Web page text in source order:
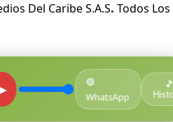
🟢
WhatsApp
Del Caribe S.A.S. Todos Los